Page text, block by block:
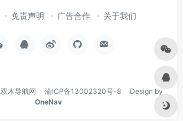
免责声明 广告合作 关于我们
双木导航网 渝ICP备13002320号-8 Design by
OneNav